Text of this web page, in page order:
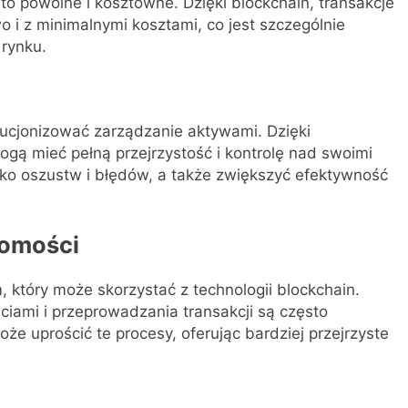
i z minimalnymi kosztami, co jest szczególnie
zarządzanie aktywami. Dzięki
mieć pełną przejrzystość i kontrolę nad swoimi
oszustw i błędów, a także zwiększyć efektywność
który może skorzystać z technologii blockchain.
i przeprowadzania transakcji są często
uprościć te procesy, oferując bardziej przejrzyste